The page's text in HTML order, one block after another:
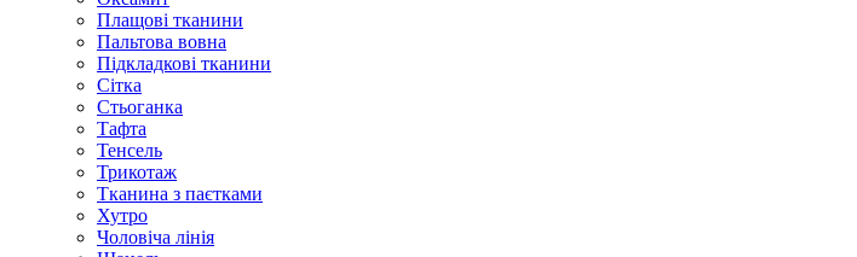
Плащові тканини
Пальтова вовна
Підкладкові тканини
Сітка
Стьоганка
Тафта
Тенсель
Трикотаж
Тканина з паєтками
Хутро
Чоловіча лінія